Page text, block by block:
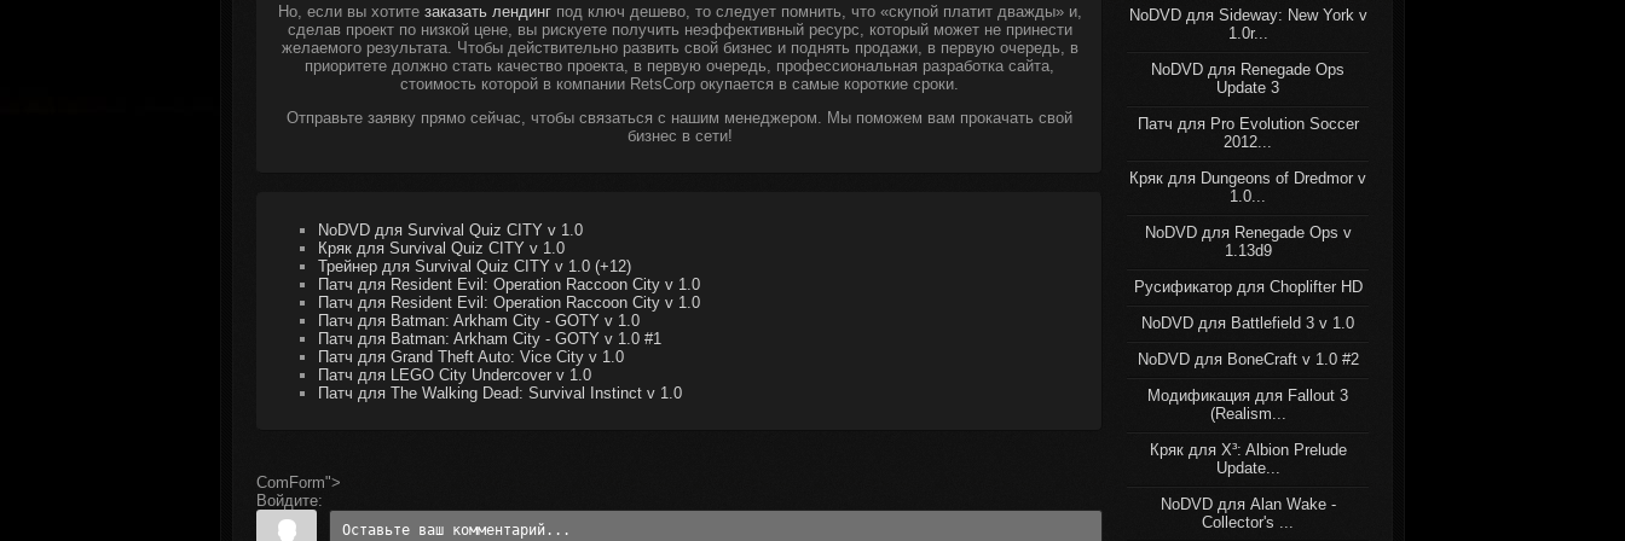
NoDVD для Sideway: New York v
1.0r...
NoDVD для Renegade Ops
Update 3
Патч для Pro Evolution Soccer
2012...
Кряк для Dungeons of Dredmor v
1.0...
NoDVD для Renegade Ops v
1.13d9
Русификатор для Choplifter HD
NoDVD для Battlefield 3 v 1.0
NoDVD для BoneCraft v 1.0 #2
Модификация для Fallout 3
(Realism...
Кряк для X³: Albion Prelude
Update...
NoDVD для Alan Wake -
Collector's ...
Но, если вы хотите заказать лендингпод ключ дешево, то следует помнить, что «скупой платит дважды» и,
сделав проект по низкой цене, вы рискуете получить неэффективный ресурс, который может не принести
желаемого результата. Чтобы действительно развить свой бизнес и поднять продажи, в первую очередь, в
приоритете должно стать качество проекта, в первую очередь, профессиональная разработка сайта,
стоимость которой в компании RetsCorp окупается в самые короткие сроки.
Отправьте заявку прямо сейчас, чтобы связаться с нашим менеджером. Мы поможем вам прокачать свой
бизнес в сети!
NoDVD для Survival Quiz CITY v 1.0
Кряк для Survival Quiz CITY v 1.0
Трейнер для Survival Quiz CITY v 1.0 (+12)
Патч для Resident Evil: Operation Raccoon City v 1.0
Патч для Resident Evil: Operation Raccoon City v 1.0
Патч для Batman: Arkham City - GOTY v 1.0
Патч для Batman: Arkham City - GOTY v 1.0 #1
Патч для Grand Theft Auto: Vice City v 1.0
Патч для LEGO City Undercover v 1.0
Патч для The Walking Dead: Survival Instinct v 1.0
ComForm">
Войдите: